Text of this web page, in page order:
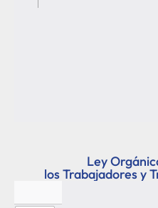
Ley
los Trabajadores y